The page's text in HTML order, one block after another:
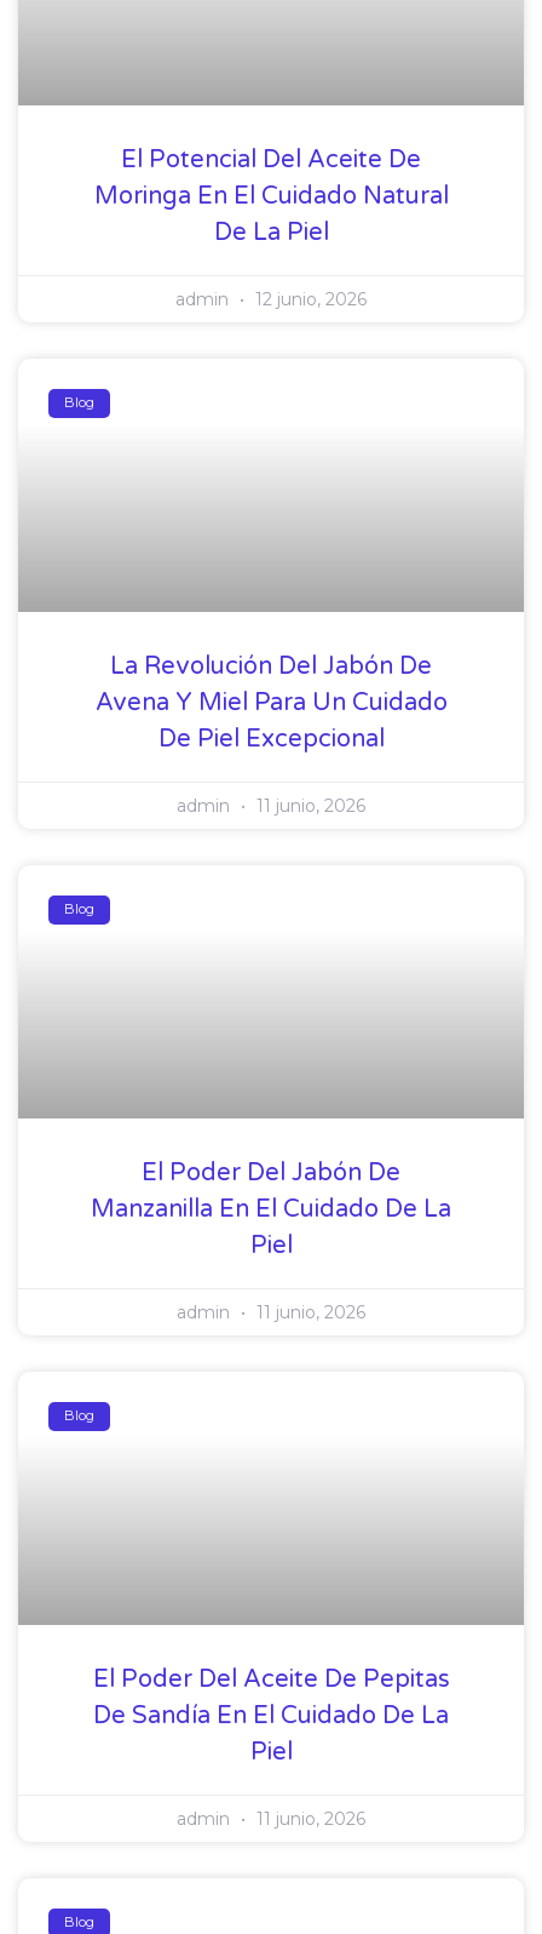
El Potencial Del Aceite De
Moringa En El Cuidado Natural
De La Piel
admin 12 junio, 2026
Blog
La Revolución Del Jabón De
Avena Y Miel Para Un Cuidado
De Piel Excepcional
admin 11 junio, 2026
Blog
El Poder Del Jabón De
Manzanilla En El Cuidado De La
Piel
admin 11 junio, 2026
Blog
El Poder Del Aceite De Pepitas
De Sandía En El Cuidado De La
Piel
admin 11 junio, 2026
Blog